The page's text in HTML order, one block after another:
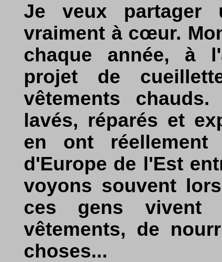
Je veux
vraiment à cœur.
chaque année, à
projet de
vêtements
lavés, réparés et
en ont
d'Europe de l'Est
voyons souvent
ces gens vivent
vêtements, de
choses...